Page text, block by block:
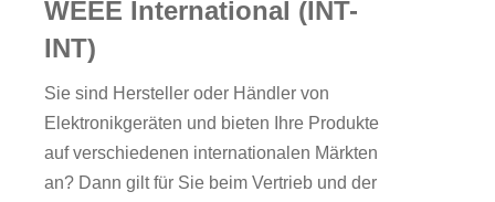
WEEE International (INT-
INT)
Sie sind Hersteller oder Händler von
Elektronikgeräten und bieten Ihre Produkte
auf verschiedenen internationalen Märkten
an? Dann gilt für Sie beim Vertrieb und der